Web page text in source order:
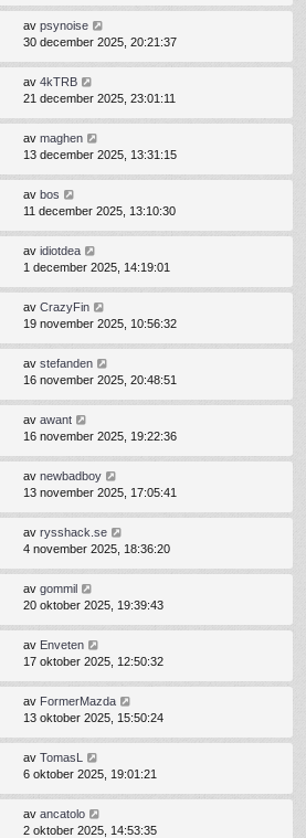
av psynoise
30 december 2025, 20:21:37
av 4kTRB
21 december 2025, 23:01:11
av maghen
13 december 2025, 13:31:15
av bos
11 december 2025, 13:10:30
av idiotdea
1 december 2025, 14:19:01
av CrazyFin
19 november 2025, 10:56:32
av stefanden
16 november 2025, 20:48:51
av awant
16 november 2025, 19:22:36
av newbadboy
13 november 2025, 17:05:41
av rysshack.se
4 november 2025, 18:36:20
av gommil
20 oktober 2025, 19:39:43
av Enveten
17 oktober 2025, 12:50:32
av FormerMazda
13 oktober 2025, 15:50:24
av TomasL
6 oktober 2025, 19:01:21
av ancatolo
2 oktober 2025, 14:53:35